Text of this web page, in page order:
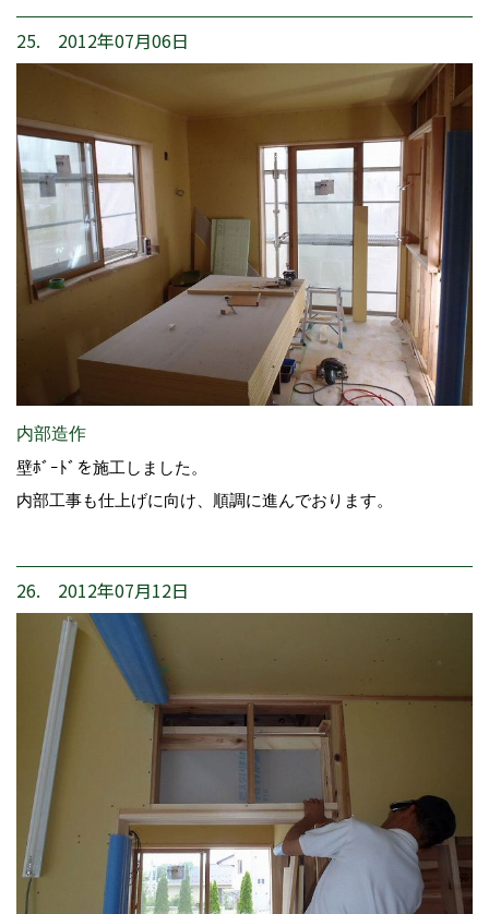
25. 2012年07月06日
内部造作
壁ﾎﾞｰﾄﾞを施工しました。
内部工事も仕上げに向け、順調に進んでおります。
26. 2012年07月12日